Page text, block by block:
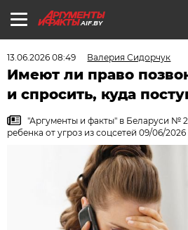
AIF.BY
13.06.2026 08:49 Валерия Сидорчук
Имеют ли право
и спросить, куда
"Аргументы и факты" в Беларуси №
ребенка от угроз из соцсетей 09/06/2026